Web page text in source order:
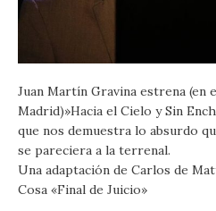
Juan Martín Gravina estrena (en
Madrid)»Hacia el Cielo y Sin
que nos demuestra lo absurdo
se pareciera a la terrenal.
Una adaptación de Carlos de
Cosa «Final de Juicio»